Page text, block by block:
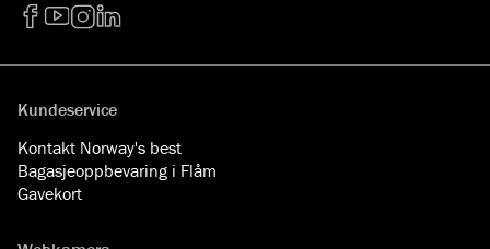
Kundeservice
Kontakt Norway's best
Bagasjeoppbevaring i Flåm
Gavekort